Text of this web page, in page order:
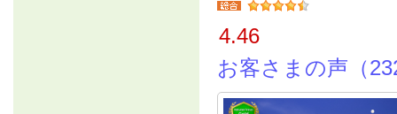
4.46
お客さまの声（